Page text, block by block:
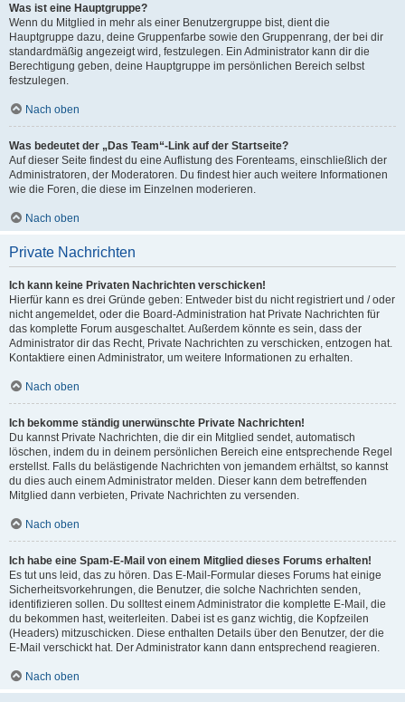
Was ist eine Hauptgruppe?
Wenn du Mitglied in mehr als einer Benutzergruppe bist, dient die
Hauptgruppe dazu, deine Gruppenfarbe sowie den Gruppenrang, der bei dir
standardmäßig angezeigt wird, festzulegen. Ein Administrator kann dir die
Berechtigung geben, deine Hauptgruppe im persönlichen Bereich selbst
festzulegen.
Nach oben
Was bedeutet der „Das Team“-Link auf der Startseite?
Auf dieser Seite findest du eine Auflistung des Forenteams, einschließlich der
Administratoren, der Moderatoren. Du findest hier auch weitere Informationen
wie die Foren, die diese im Einzelnen moderieren.
Nach oben
Private Nachrichten
Ich kann keine Privaten Nachrichten verschicken!
Hierfür kann es drei Gründe geben: Entweder bist du nicht registriert und / oder
nicht angemeldet, oder die Board-Administration hat Private Nachrichten für
das komplette Forum ausgeschaltet. Außerdem könnte es sein, dass der
Administrator dir das Recht, Private Nachrichten zu verschicken, entzogen hat.
Kontaktiere einen Administrator, um weitere Informationen zu erhalten.
Nach oben
Ich bekomme ständig unerwünschte Private Nachrichten!
Du kannst Private Nachrichten, die dir ein Mitglied sendet, automatisch
löschen, indem du in deinem persönlichen Bereich eine entsprechende Regel
erstellst. Falls du belästigende Nachrichten von jemandem erhältst, so kannst
du dies auch einem Administrator melden. Dieser kann dem betreffenden
Mitglied dann verbieten, Private Nachrichten zu versenden.
Nach oben
Ich habe eine Spam-E-Mail von einem Mitglied dieses Forums erhalten!
Es tut uns leid, das zu hören. Das E-Mail-Formular dieses Forums hat einige
Sicherheitsvorkehrungen, die Benutzer, die solche Nachrichten senden,
identifizieren sollen. Du solltest einem Administrator die komplette E-Mail, die
du bekommen hast, weiterleiten. Dabei ist es ganz wichtig, die Kopfzeilen
(Headers) mitzuschicken. Diese enthalten Details über den Benutzer, der die
E-Mail verschickt hat. Der Administrator kann dann entsprechend reagieren.
Nach oben